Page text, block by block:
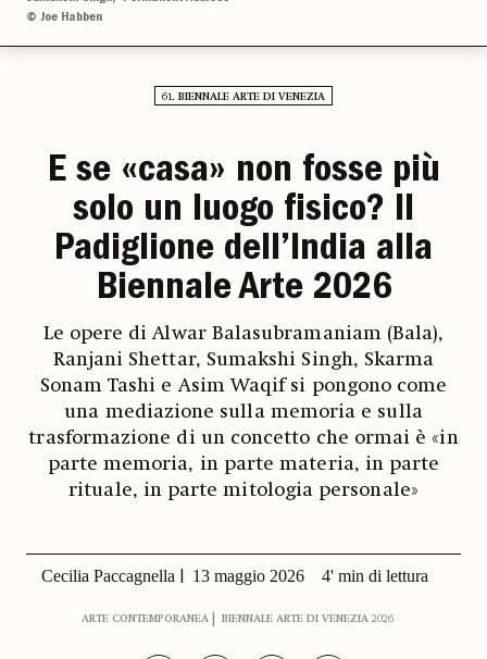
© Joe Habben
61. BIENNALE ARTE DI VENEZIA
E se «casa» non fosse più
solo un luogo fisico? Il
Padiglione dell’India alla
Biennale Arte 2026
Le opere di Alwar Balasubramaniam (Bala),
Ranjani Shettar, Sumakshi Singh, Skarma
Sonam Tashi e Asim Waqif si pongono come
una mediazione sulla memoria e sulla
trasformazione di un concetto che ormai è «in
parte memoria, in parte materia, in parte
rituale, in parte mitologia personale»
Cecilia Paccagnella 13 maggio 2026 4' min di lettura
ARTE CONTEMPORANEA BIENNALE ARTE DI VENEZIA 2026